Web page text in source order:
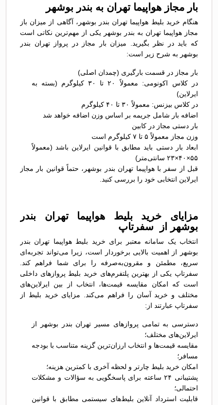
بار مجاز هواپیما تهران به بندر بوشهر
هنگام خرید بلیط هواپیما تهران بندر بوشهر، آگاهی از میزان باز
مجاز هواپیما تهران به بندر بوشهر یکی از مهم‌ترین نکاتی است
که باید در نظر بگیرید. میزان بار مجاز در پرواز تهران بندر
بوشهر به شرح زیر است:
بار مجاز در قسمت بارگیری (چمدان اصلی)
در کلاس اکونومی: معمولاً ۲۰ تا ۳۰ کیلوگرم (بسته به
ایرلاین)
در کلاس بیزنس: معمولاً ۳۰ تا ۴۰ کیلوگرم
اضافه بار شامل جریمه بر اساس وزن اضافه خواهد شد
بار دستی مجاز در کابین
وزن مجاز معمولاً ۵ تا ۷ کیلوگرم است
ابعاد بار دستی باید مطابق با قوانین ایرلاین باشد (معمولاً
۵۵×۴۰×۲۳ سانتی‌متر)
قبل از سفر با هواپیما تهران بندر بوشهر، حتماً قوانین بار مجاز
ایرلاین انتخابی خود را بررسی کنید.
مزایای خرید بلیط هواپیما تهران بندر
بوشهر از سفرتاپ
انتخاب یک سامانه معتبر برای خرید بلیط هواپیما تهران بندر
بوشهر از اهمیت بالایی برخوردار است، زیرا می‌تواند تجربه‌ای
سریع، مطمئن و مقرون‌به‌صرفه را برای شما فراهم کند.
سفرتاپ یکی از بهترین پلتفرم‌های خرید بلیط پروازهای داخلی
است که امکان مقایسه قیمت‌ها، انتخاب از بین ایرلاین‌های
مختلف و خرید آسان را فراهم می‌کند. مزایای خرید بلیط از
سفرتاپ عبارتند از:
دسترسی به تمامی پروازهای مسیر تهران بندر بوشهر از
ایرلاین‌های مختلف؛
مقایسه قیمت‌ها و انتخاب ارزان‌ترین گزینه متناسب با بودجه
مسافر؛
امکان خرید بلیط چارتر و لحظه آخری با کمترین هزینه؛
پشتیبانی ۲۴ ساعته برای پاسخگویی به سؤالات و مشکلات
احتمالی؛
قابلیت استرداد آنلاین بلیط‌های سیستمی مطابق با قوانین